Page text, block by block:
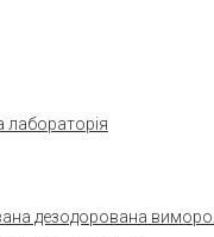
дезодорована